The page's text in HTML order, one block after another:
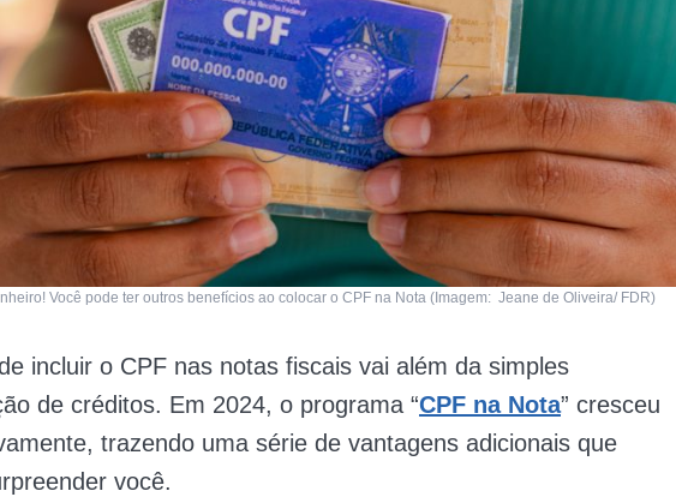
Você pode ter outros benefícios ao colocar o CPF na Nota (Imagem: Jeane de Oliveira/ FDR)
incluir o CPF nas notas fiscais vai além da simples
de créditos. Em 2024, o programa “CPF na Nota” cresceu
trazendo uma série de vantagens adicionais que
você.